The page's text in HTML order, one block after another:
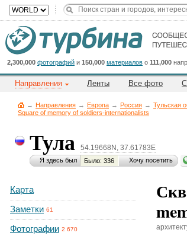
2,300,000 фотографий и 150,000 материалов о 111,000
Направления Ленты Все фото
→ Направления → Европа → Россия → Тульская
Square of memory of soldiers-internationalists
Тула 54.19668N, 37.61783E
Я здесь был Было: 336 Хочу посетить
Карта
Заметки 61
Фотографии 2 670